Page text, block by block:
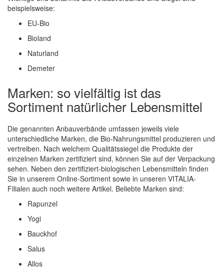
beispielsweise:
EU-Bio
Bioland
Naturland
Demeter
Marken: so vielfältig ist das
Sortiment natürlicher Lebensmittel
Die genannten Anbauverbände umfassen jeweils viele
unterschiedliche Marken, die Bio-Nahrungsmittel produzieren und
vertreiben. Nach welchem Qualitätssiegel die Produkte der
einzelnen Marken zertifiziert sind, können Sie auf der Verpackung
sehen. Neben den zertifiziert-biologischen Lebensmitteln finden
Sie in unserem Online-Sortiment sowie in unseren VITALIA-
Filialen auch noch weitere Artikel. Beliebte Marken sind:
Rapunzel
Yogi
Bauckhof
Salus
Allos